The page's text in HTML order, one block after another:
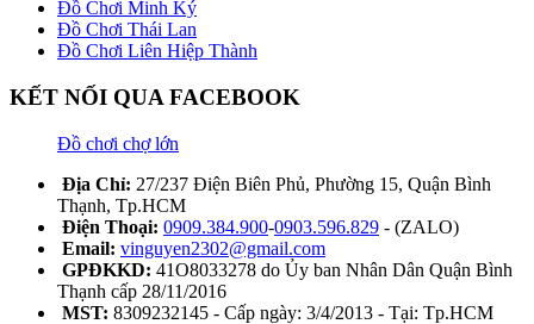
Đồ Chơi Minh Ký
Đồ Chơi Thái Lan
Đồ Chơi Liên Hiệp Thành
KẾT NỐI QUA FACEBOOK
Đồ chơi chợ lớn
Địa Chỉ: 27/237 Điện Biên Phủ, Phường 15, Quận Bình
Thạnh, Tp.HCM
Điện Thoại: 0909.384.900-0903.596.829 - (ZALO)
Email: vinguyen2302@gmail.com
GPĐKKD: 41O8033278 do Ủy ban Nhân Dân Quận Bình
Thạnh cấp 28/11/2016
MST: 8309232145 - Cấp ngày: 3/4/2013 - Tại: Tp.HCM